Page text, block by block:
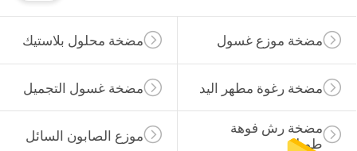
مضخة محلول بلاستيك مضخة موزع غسول
مضخة غسول التجميل مضخة رغوة مطهر اليد
موزع الصابون السائل
مضخة رش فوهة
طويلة